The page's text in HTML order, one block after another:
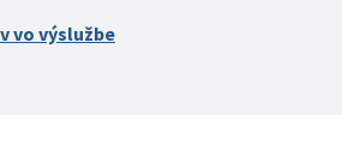
vo výslužbe